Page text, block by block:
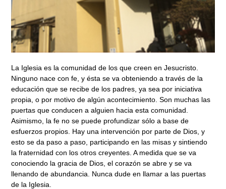
La Iglesia es la comunidad de los que creen en Jesucristo.
Ninguno nace con fe, y ésta se va obteniendo a través de la
educación que se recibe de los padres, ya sea por iniciativa
propia, o por motivo de algún acontecimiento. Son muchas las
puertas que conducen a alguien hacia esta comunidad.
Asimismo, la fe no se puede profundizar sólo a base de
esfuerzos propios. Hay una intervención por parte de Dios, y
esto se da paso a paso, participando en las misas y sintiendo
la fraternidad con los otros creyentes. A medida que se va
conociendo la gracia de Dios, el corazón se abre y se va
llenando de abundancia. Nunca dude en llamar a las puertas
de la Iglesia.